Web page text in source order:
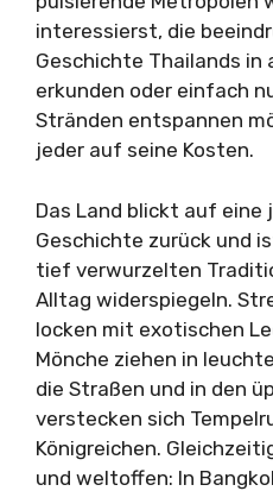
interessierst, die
Geschichte Thailands in
erkunden oder einfach
Stränden entspannen
jeder auf seine Kosten.
Das Land blickt auf
Geschichte zurück und
tief verwurzelten
Alltag widerspiegeln.
locken mit exotischen
Mönche ziehen in
die Straßen und in den
verstecken sich
Königreichen.
und weltoffen: In